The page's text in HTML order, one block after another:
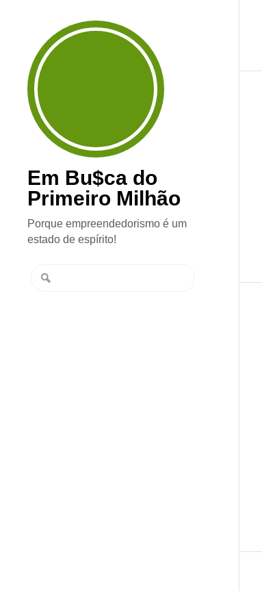
Em Bu$ca do
Primeiro Milhão
Porque empreendedorismo é um
estado de espírito!